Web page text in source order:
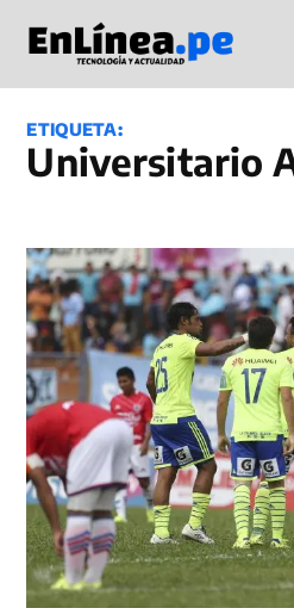
contenido
en
ETIQUETA:
Universitario